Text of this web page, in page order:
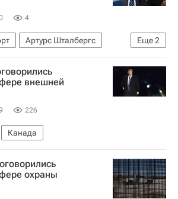
4
Еще2
Артурс Шталбергс
Нижний Новгород
внешней
226
Канада
охраны